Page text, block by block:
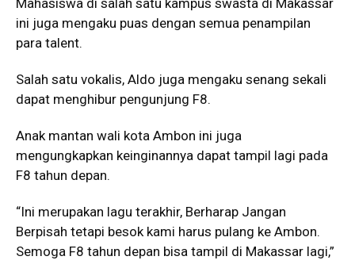
ini juga mengaku puas dengan semua penampilan
para talent.
Salah satu vokalis, Aldo juga mengaku senang sekali
dapat menghibur pengunjung F8.
Anak mantan wali kota Ambon ini juga
mengungkapkan keinginannya dapat tampil lagi pada
F8 tahun depan.
“Ini merupakan lagu terakhir, Berharap Jangan
Berpisah tetapi besok kami harus pulang ke Ambon.
Semoga F8 tahun depan bisa tampil di Makassar lagi,”